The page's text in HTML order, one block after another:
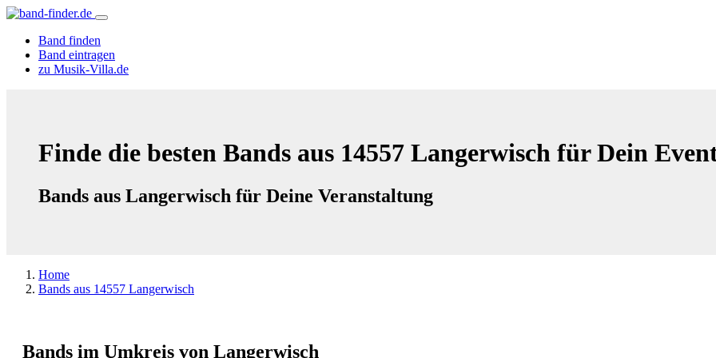
Band finden
Band eintragen
zu Musik-Villa.de
Finde die besten Bands aus 14557 Langerwisch für Dein
Bands aus Langerwisch für Deine Veranstaltung
Home
Bands aus 14557 Langerwisch
Bands im Umkreis von Langerwisch